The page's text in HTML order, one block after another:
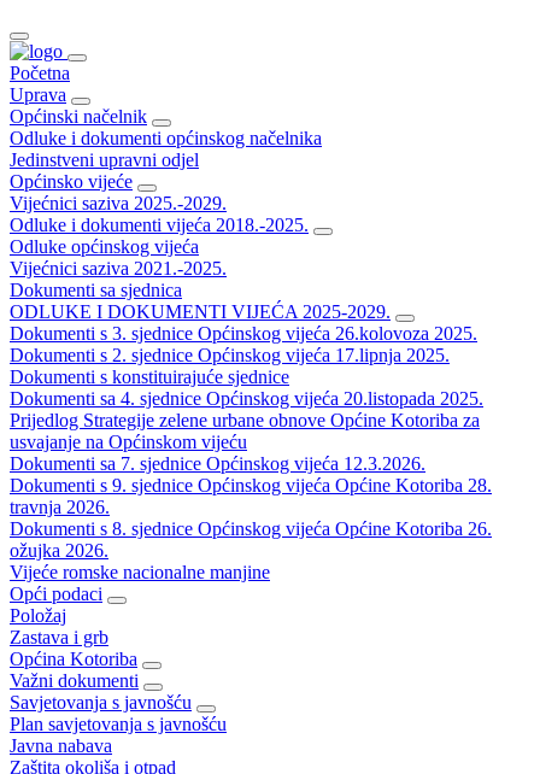
Početna
Uprava
Općinski načelnik
Odluke i dokumenti općinskog načelnika
Jedinstveni upravni odjel
Općinsko vijeće
Vijećnici saziva 2025.-2029.
Odluke i dokumenti vijeća 2018.-2025.
Odluke općinskog vijeća
Vijećnici saziva 2021.-2025.
Dokumenti sa sjednica
ODLUKE I DOKUMENTI VIJEĆA 2025-2029.
Dokumenti s 3. sjednice Općinskog vijeća 26.kolovoza 2025.
Dokumenti s 2. sjednice Općinskog vijeća 17.lipnja 2025.
Dokumenti s konstituirajuće sjednice
Dokumenti sa 4. sjednice Općinskog vijeća 20.listopada 2025.
Prijedlog Strategije zelene urbane obnove Općine Kotoriba za
usvajanje na Općinskom vijeću
Dokumenti sa 7. sjednice Općinskog vijeća 12.3.2026.
Dokumenti s 9. sjednice Općinskog vijeća Općine Kotoriba 28.
travnja 2026.
Dokumenti s 8. sjednice Općinskog vijeća Općine Kotoriba 26.
ožujka 2026.
Vijeće romske nacionalne manjine
Opći podaci
Položaj
Zastava i grb
Općina Kotoriba
Važni dokumenti
Savjetovanja s javnošću
Plan savjetovanja s javnošću
Javna nabava
Zaštita okoliša i otpad